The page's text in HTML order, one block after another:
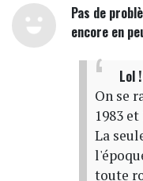
Pas de
encore en
Lol !
On se
1983 et
La
toute